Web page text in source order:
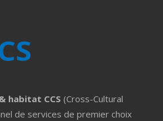
habitat CCS (Cross-Cultural
de services de premier choix